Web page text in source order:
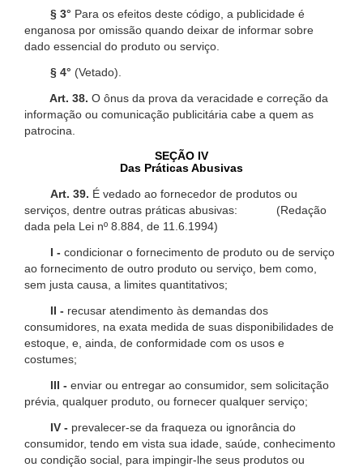
§ 3° Para os efeitos deste código, a publicidade é
enganosa por omissão quando deixar de informar sobre
dado essencial do produto ou serviço.
§ 4° (Vetado).
Art. 38. O ônus da prova da veracidade e correção da
informação ou comunicação publicitária cabe a quem as
patrocina.
SEÇÃO IV
Das Práticas Abusivas
Art. 39. É vedado ao fornecedor de produtos ou
serviços, dentre outras práticas abusivas: (Redação
dada pela Lei nº 8.884, de 11.6.1994)
I - condicionar o fornecimento de produto ou de serviço
ao fornecimento de outro produto ou serviço, bem como,
sem justa causa, a limites quantitativos;
II - recusar atendimento às demandas dos
consumidores, na exata medida de suas disponibilidades de
estoque, e, ainda, de conformidade com os usos e
costumes;
III - enviar ou entregar ao consumidor, sem solicitação
prévia, qualquer produto, ou fornecer qualquer serviço;
IV - prevalecer-se da fraqueza ou ignorância do
consumidor, tendo em vista sua idade, saúde, conhecimento
ou condição social, para impingir-lhe seus produtos ou